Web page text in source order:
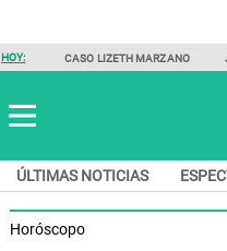
HOY: CASO LIZETH MARZANO
ÚLTIMAS NOTICIAS
Horóscopo